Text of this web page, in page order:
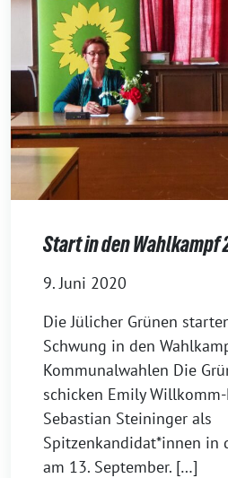
Start in den Wahlkampf
9. Juni 2020
Die Jülicher Grünen
Schwung in den
Kommunalwahlen Die
schicken Emily
Sebastian Steininger als
Spitzenkandidat*innen in
am 13. September. […]